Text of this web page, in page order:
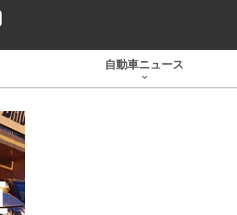
自動車ニュース